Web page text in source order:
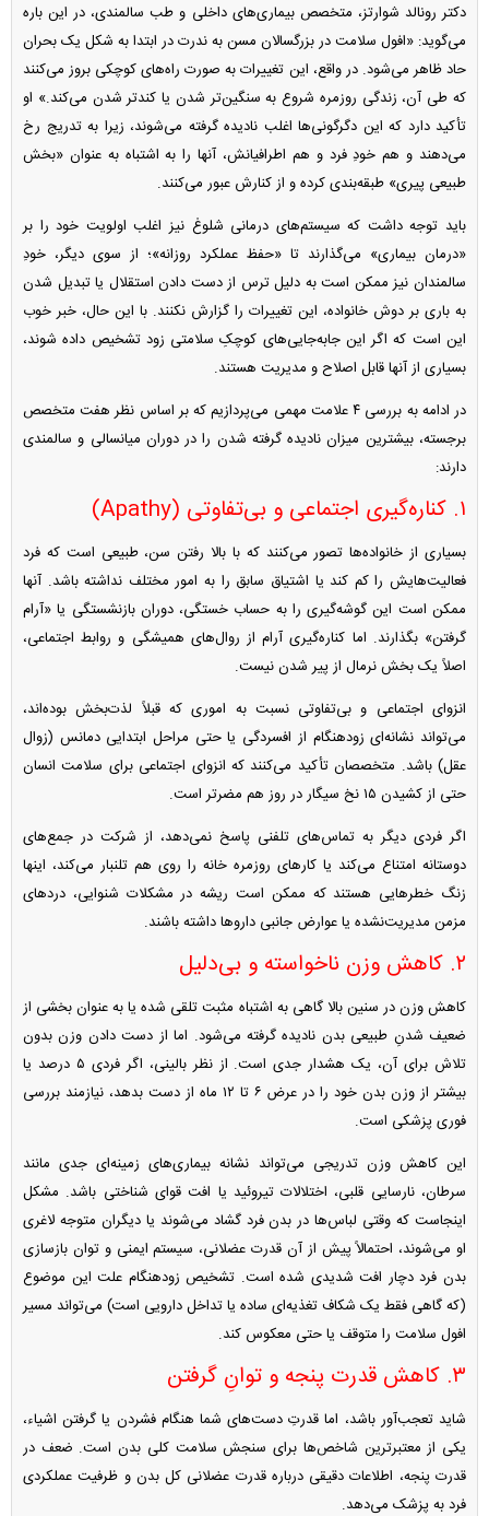
دکتر رونالد شوارتز، متخصص بیماری‌های داخلی و طب سالمندی، در این باره
می‌گوید: «افول سلامت در بزرگسالان مسن به ندرت در ابتدا به شکل یک بحران
حاد ظاهر می‌شود. در واقع، این تغییرات به صورت راه‌های کوچکی بروز می‌کنند
که طی آن، زندگی روزمره شروع به سنگین‌تر شدن یا کندتر شدن می‌کند.» او
تأکید دارد که این دگرگونی‌ها اغلب نادیده گرفته می‌شوند، زیرا به تدریج رخ
می‌دهند و هم خودِ فرد و هم اطرافیانش، آنها را به اشتباه به عنوان «بخش
طبیعی پیری» طبقه‌بندی کرده و از کنارش عبور می‌کنند.
باید توجه داشت که سیستم‌های درمانی شلوغ نیز اغلب اولویت خود را بر
«درمان بیماری» می‌گذارند تا «حفظ عملکرد روزانه»؛ از سوی دیگر، خودِ
سالمندان نیز ممکن است به دلیل ترس از دست دادن استقلال یا تبدیل شدن
به باری بر دوش خانواده، این تغییرات را گزارش نکنند. با این حال، خبر خوب
این است که اگر این جابه‌جایی‌های کوچکِ سلامتی زود تشخیص داده شوند،
بسیاری از آنها قابل اصلاح و مدیریت هستند.
در ادامه به بررسی ۴ علامت مهمی می‌پردازیم که بر اساس نظر هفت متخصص
برجسته، بیشترین میزان نادیده گرفته شدن را در دوران میانسالی و سالمندی
دارند:
۱. کناره‌گیری اجتماعی و بی‌تفاوتی (Apathy)
بسیاری از خانواده‌ها تصور می‌کنند که با بالا رفتن سن، طبیعی است که فرد
فعالیت‌هایش را کم کند یا اشتیاق سابق را به امور مختلف نداشته باشد. آنها
ممکن است این گوشه‌گیری را به حساب خستگی، دوران بازنشستگی یا «آرام
گرفتن» بگذارند. اما کناره‌گیری آرام از روال‌های همیشگی و روابط اجتماعی،
اصلاً یک بخش نرمال از پیر شدن نیست.
انزوای اجتماعی و بی‌تفاوتی نسبت به اموری که قبلاً لذت‌بخش بوده‌اند،
می‌تواند نشانه‌ای زودهنگام از افسردگی یا حتی مراحل ابتدایی دمانس (زوال
عقل) باشد. متخصصان تأکید می‌کنند که انزوای اجتماعی برای سلامت انسان
حتی از کشیدن ۱۵ نخ سیگار در روز هم مضرتر است.
اگر فردی دیگر به تماس‌های تلفنی پاسخ نمی‌دهد، از شرکت در جمع‌های
دوستانه امتناع می‌کند یا کار‌های روزمره خانه را روی هم تلنبار می‌کند، اینها
زنگ خطر‌هایی هستند که ممکن است ریشه در مشکلات شنوایی، درد‌های
مزمن مدیریت‌نشده یا عوارض جانبی دارو‌ها داشته باشند.
۲. کاهش وزن ناخواسته و بی‌دلیل
کاهش وزن در سنین بالا گاهی به اشتباه مثبت تلقی شده یا به عنوان بخشی از
ضعیف شدنِ طبیعی بدن نادیده گرفته می‌شود. اما از دست دادن وزن بدون
تلاش برای آن، یک هشدار جدی است. از نظر بالینی، اگر فردی ۵ درصد یا
بیشتر از وزن بدن خود را در عرض ۶ تا ۱۲ ماه از دست بدهد، نیازمند بررسی
فوری پزشکی است.
این کاهش وزن تدریجی می‌تواند نشانه بیماری‌های زمینه‌ای جدی مانند
سرطان، نارسایی قلبی، اختلالات تیروئید یا افت قوای شناختی باشد. مشکل
اینجاست که وقتی لباس‌ها در بدن فرد گشاد می‌شوند یا دیگران متوجه لاغری
او می‌شوند، احتمالاً پیش از آن قدرت عضلانی، سیستم ایمنی و توان بازسازی
بدن فرد دچار افت شدیدی شده است. تشخیص زودهنگام علت این موضوع
(که گاهی فقط یک شکاف تغذیه‌ای ساده یا تداخل دارویی است) می‌تواند مسیر
افول سلامت را متوقف یا حتی معکوس کند.
۳. کاهش قدرت پنجه و توانِ گرفتن
شاید تعجب‌آور باشد، اما قدرتِ دست‌های شما هنگام فشردن یا گرفتن اشیاء،
یکی از معتبرترین شاخص‌ها برای سنجش سلامت کلی بدن است. ضعف در
قدرت پنجه، اطلاعات دقیقی درباره قدرت عضلانی کل بدن و ظرفیت عملکردی
فرد به پزشک می‌دهد.